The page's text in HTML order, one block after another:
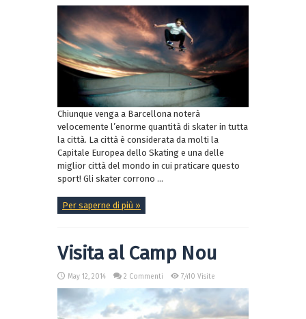
Chiunque venga a Barcellona noterà
velocemente l’enorme quantità di skater in tutta
la città. La città è considerata da molti la
Capitale Europea dello Skating e una delle
miglior città del mondo in cui praticare questo
sport! Gli skater corrono ...
Per saperne di più »
Visita al Camp Nou
May 12, 2014 2 Commenti 7,410 Visite